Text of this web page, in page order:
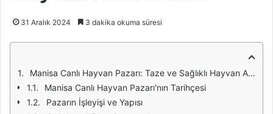
31 Aralık 2024 3 dakika okuma süresi
Manisa Canlı Hayvan Pazarı: Taze ve Sağlıklı Hayvan Alım Satımı
Manisa Canlı Hayvan Pazarı'nın Tarihçesi
Pazarın İşleyişi ve Yapısı